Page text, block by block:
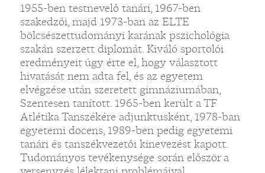
1955-ben testnevelő tanári, 1967-ben
szakedzői, majd 1973-ban az ELTE
bölcsészettudományi karának pszichológia
szakán szerzett diplomát. Kiváló sportolói
eredményeit úgy érte el, hogy választott
hivatását nem adta fel, és az egyetem
elvégzése után szeretett gimnáziumában,
Szentesen tanított. 1965-ben került a TF
Atlétika Tanszékére adjunktusként, 1978-ban
egyetemi docens, 1989-ben pedig egyetemi
tanári és tanszékvezetői kinevezést kapott.
Tudományos tevékenysége során először a